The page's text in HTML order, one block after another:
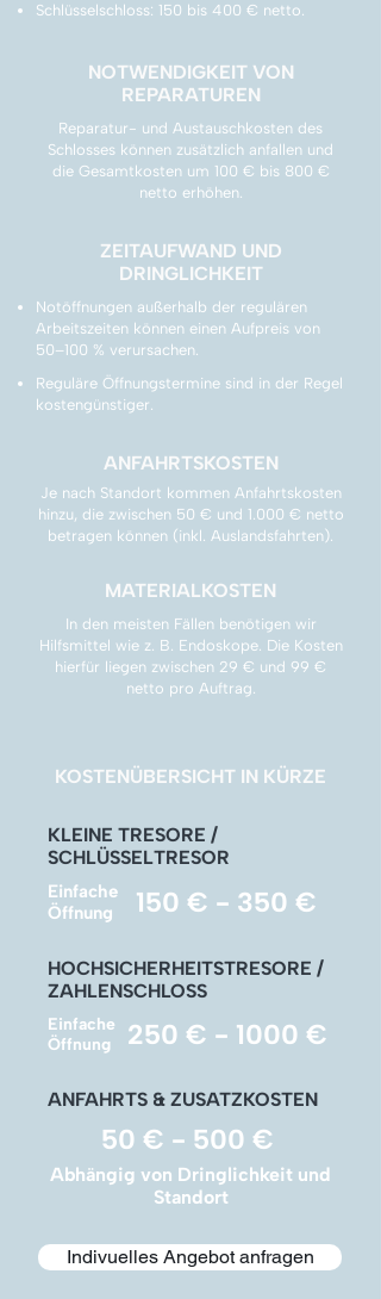
Schlüsselschloss: 150 bis 400 € netto.
NOTWENDIGKEIT VON
REPARATUREN
Reparatur- und Austauschkosten des
Schlosses können zusätzlich anfallen und
die Gesamtkosten um 100 € bis 800 €
netto erhöhen.
ZEITAUFWAND UND
DRINGLICHKEIT
Notöffnungen außerhalb der regulären
Arbeitszeiten können einen Aufpreis von
50–100 % verursachen.
Reguläre Öffnungstermine sind in der Regel
kostengünstiger.
ANFAHRTSKOSTEN
Je nach Standort kommen Anfahrtskosten
hinzu, die zwischen 50 € und 1.000 € netto
betragen können (inkl. Auslandsfahrten).
MATERIALKOSTEN
In den meisten Fällen benötigen wir
Hilfsmittel wie z. B. Endoskope. Die Kosten
hierfür liegen zwischen 29 € und 99 €
netto pro Auftrag.
KOSTENÜBERSICHT IN KÜRZE
KLEINE TRESORE /
SCHLÜSSELTRESOR
Einfache
Öffnung
150 € - 350 €
HOCHSICHERHEITSTRESORE /
ZAHLENSCHLOSS
Einfache
Öffnung
250 € - 1000 €
ANFAHRTS & ZUSATZKOSTEN
50 € - 500 €
Abhängig von Dringlichkeit und
Standort
Indivuelles Angebot anfragen